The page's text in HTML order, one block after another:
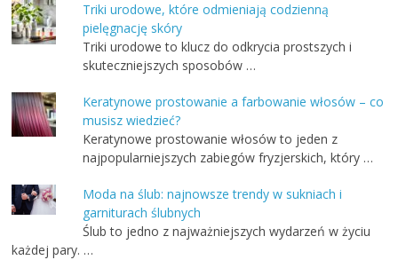
Triki urodowe, które odmieniają codzienną
pielęgnację skóry
Triki urodowe to klucz do odkrycia prostszych i
skuteczniejszych sposobów …
Keratynowe prostowanie a farbowanie włosów – co
musisz wiedzieć?
Keratynowe prostowanie włosów to jeden z
najpopularniejszych zabiegów fryzjerskich, który …
Moda na ślub: najnowsze trendy w sukniach i
garniturach ślubnych
Ślub to jedno z najważniejszych wydarzeń w życiu
każdej pary. …